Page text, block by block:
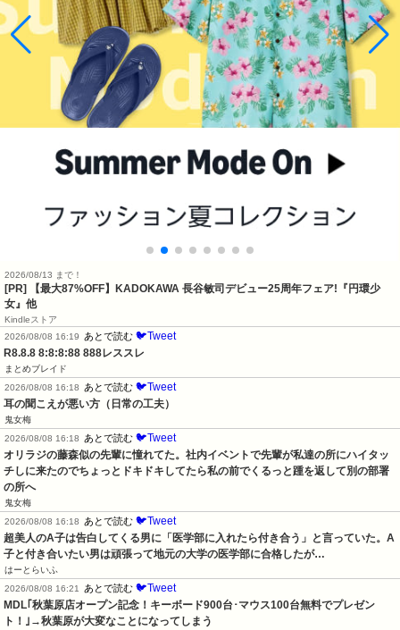
2026/08/13 まで！
[PR] 【最大87%OFF】KADOKAWA 長谷敏司デビュー25周年フェア!『円環少
女』他
Kindleストア
2026/08/08 16:19
あとで読む 🐦Tweet
R8.8.8 8:8:8:88 888レススレ
まとめブレイド
2026/08/08 16:18
あとで読む 🐦Tweet
耳の聞こえが悪い方（日常の工夫）
鬼女梅
2026/08/08 16:18
あとで読む 🐦Tweet
オリラジの藤森似の先輩に憧れてた。社内イベントで先輩が私達の所にハイタッ
チしに来たのでちょっとドキドキしてたら私の前でくるっと踵を返して別の部署
の所へ
鬼女梅
2026/08/08 16:18
あとで読む 🐦Tweet
超美人のA子は告白してくる男に「医学部に入れたら付き合う」と言っていた。A
子と付き合いたい男は頑張って地元の大学の医学部に合格したが…
はーとらいふ
2026/08/08 16:21
あとで読む 🐦Tweet
MDL｢秋葉原店オープン記念！キーボード900台･マウス100台無料でプレゼン
ト！｣→秋葉原が大変なことになってしまう